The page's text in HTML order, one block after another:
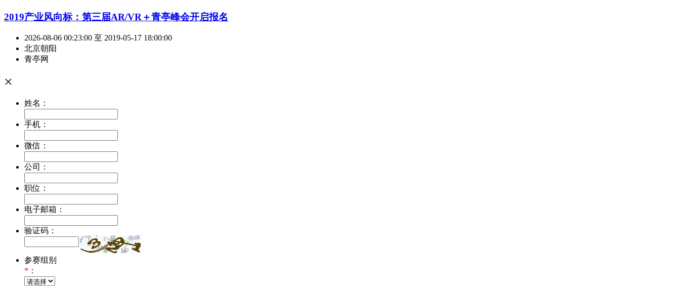
2019产业风向标：第三届AR/VR＋青亭峰会开启报名
2026-08-06 00:23:00 至 2019-05-17 18:00:00
北京朝阳
青亭网
×
姓名：
手机：
微信：
公司：
职位：
电子邮箱：
验证码：
参赛组别
* ：